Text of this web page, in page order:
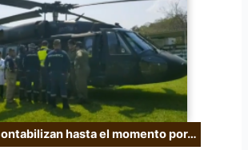
hasta el momento por…